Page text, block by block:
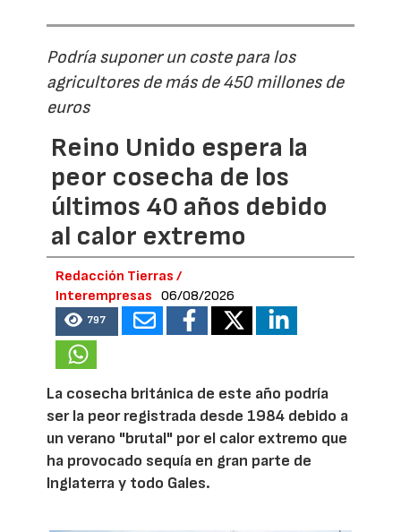
Podría suponer un coste para los
agricultores de más de 450 millones de
euros
Reino Unido espera la
peor cosecha de los
últimos 40 años debido
al calor extremo
Redacción Tierras /
Interempresas
06/08/2026
797
La cosecha británica de este año podría
ser la peor registrada desde 1984 debido a
un verano "brutal" por el calor extremo que
ha provocado sequía en gran parte de
Inglaterra y todo Gales.